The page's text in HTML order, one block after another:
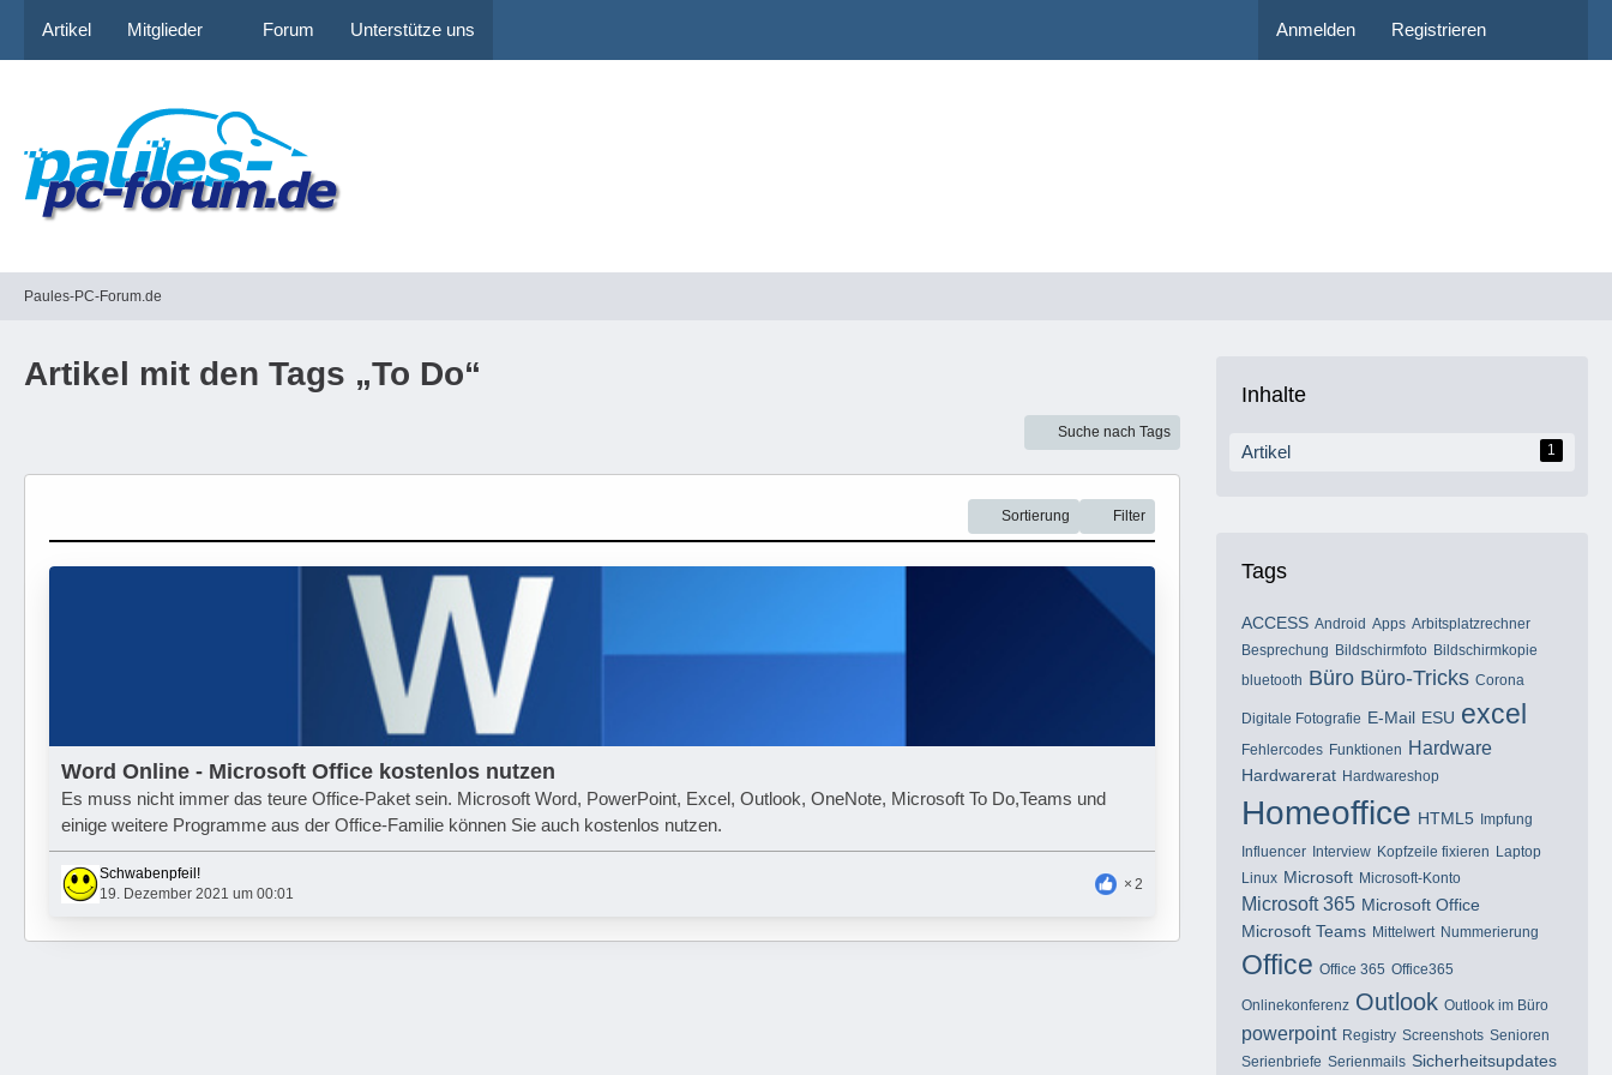
Artikel Mitglieder Forum Unterstütze uns Anmelden Registrieren
Paules-PC-Forum.de
Artikel mit den Tags „To Do“
Suche nach Tags
Sortierung Filter
Word Online - Microsoft Office kostenlos nutzen
Es muss nicht immer das teure Office-Paket sein. Microsoft Word, PowerPoint, Excel, Outlook, OneNote, Microsoft To Do,Teams und
einige weitere Programme aus der Office-Familie können Sie auch kostenlos nutzen.
Schwabenpfeil!
19. Dezember 2021 um 00:01
2
Inhalte
Artikel 1
Tags
ACCESS Android Apps Arbitsplatzrechner
Besprechung Bildschirmfoto Bildschirmkopie
bluetooth Büro Büro-Tricks Corona
Digitale Fotografie E-Mail ESU excel
Fehlercodes Funktionen Hardware
Hardwarerat Hardwareshop
Homeoffice HTML5 Impfung
Influencer Interview Kopfzeile fixieren Laptop
Linux Microsoft Microsoft-Konto
Microsoft 365 Microsoft Office
Microsoft Teams Mittelwert Nummerierung
Office Office 365 Office365
Onlinekonferenz Outlook Outlook im Büro
powerpoint Registry Screenshots Senioren
Serienbriefe Serienmails Sicherheitsupdates